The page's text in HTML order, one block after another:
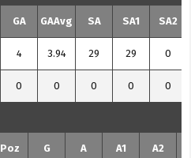
GA GAAvg SA SA1 SA2
4 3.94 29 29 0
0 0 0 0 0
Poz G A A1 A2